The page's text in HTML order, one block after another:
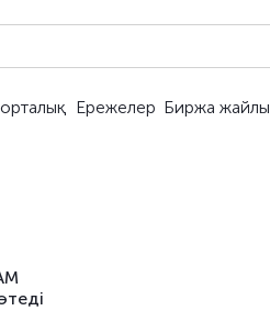
Ережелер Биржа жайлы